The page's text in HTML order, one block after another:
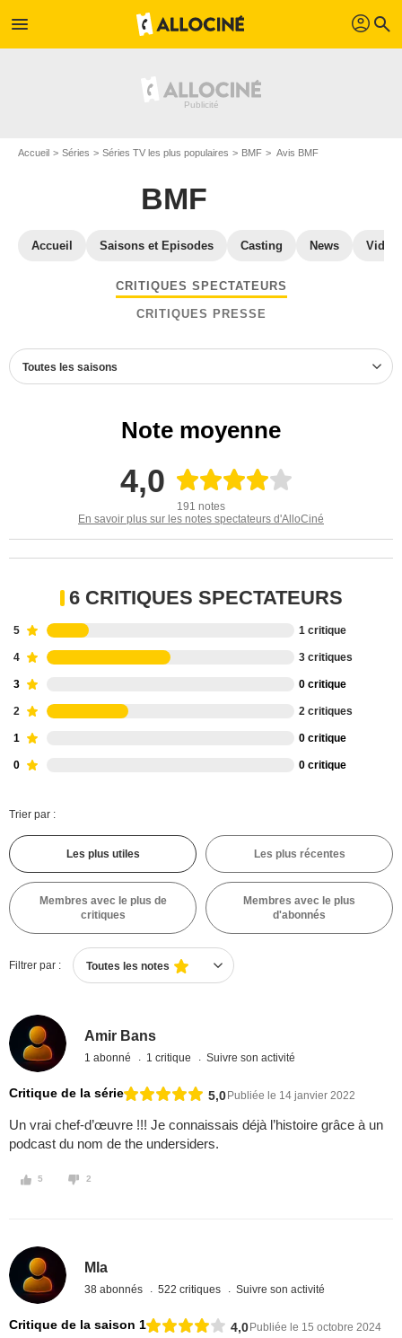
menu profil search
Accueil Séries Séries TV les plus populaires BMF Avis BMF
BMF
Accueil Saisons et Episodes Casting News
CRITIQUES SPECTATEURS
CRITIQUES PRESSE
Toutes les saisons
Note moyenne
4,0
191 notes
En savoir plus sur les notes spectateurs d'AlloCiné
6 CRITIQUES SPECTATEURS
5 1 critique
4 3 critiques
3 0 critique
2 2 critiques
1 0 critique
0 0 critique
Trier par :
Les plus utiles Les plus récentes
Membres avec le plus de
critiques
Membres avec le plus
d'abonnés
Filtrer par : Toutes les notes
Amir Bans
1 abonné 1 critique Suivre son activité
Critique de la série 5,0Publiée le 14 janvier 2022
Un vrai chef-d’œuvre !!! Je connaissais déjà l’histoire grâce à un
podcast du nom de the undersiders.
5 2
Mla
38 abonnés 522 critiques Suivre son activité
Critique de la saison 1 4,0Publiée le 15 octobre 2024